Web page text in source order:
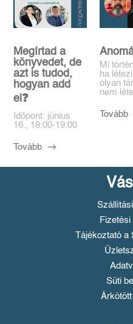
Megírtad a
könyvedet, de
azt is tudod,
hogyan add
el❓️
Időpont: június
16., 18:00-19:00
Tovább
Mi
ha
olyan
nem
Tovább
Fizetési
Tájékoztató a
Süti